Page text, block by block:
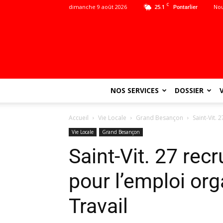
25.1 C Pontarlier
dimanche 9 août 2026
NOS SERVICES DOSSIER
Accueil Vie Locale Grand Besançon Saint-Vit.
Vie Locale Grand Besançon
Saint-Vit. 27
pour l’emploi
Travail